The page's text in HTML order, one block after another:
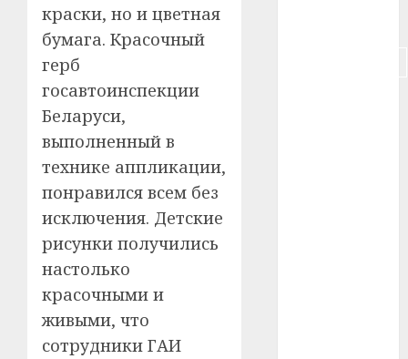
краски, но и цветная
бумага. Красочный
герб
госавтоинспекции
Беларуси,
выполненный в
технике аппликации,
понравился всем без
исключения. Детские
рисунки получились
настолько
красочными и
живыми, что
сотрудники ГАИ